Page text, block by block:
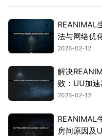
REANIMAL
法与网络优
2026-02-12
解决
败：UU加速
2026-02-12
REANIMAL
房间原因及